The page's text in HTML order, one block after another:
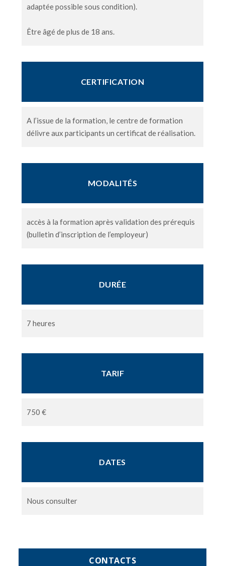
adaptée possible sous condition).
Être âgé de plus de 18 ans.
CERTIFICATION
A l’issue de la formation, le centre de formation
délivre aux participants un certificat de réalisation.
MODALITÉS
accès à la formation après validation des prérequis
(bulletin d’inscription de l’employeur)
DURÉE
7 heures
TARIF
750 €
DATES
Nous consulter
CONTACTS